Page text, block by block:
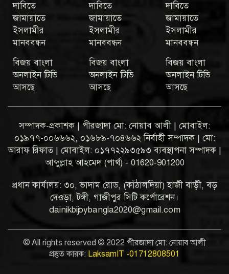
দাবিতে
জামায়াতে
ইসলামীর
মানববন্ধন
বিজয় বাংলা
অনলাইন টিভি
আসছে
দাবিতে
জামায়াতে
ইসলামীর
মানববন্ধন
বিজয় বাংলা
অনলাইন টিভি
আসছে
দাবিতে
জামায়াতে
ইসলামীর
মানববন্ধন
বিজয় বাংলা
অনলাইন টিভি
আসছে
সম্পাদক-প্রকাশক | পীরজাদা মো: নোয়াব আলী | মোবাইল:
০১৯৭৭-০০৬৬৬২, ০১৬৮৯-৭০৪৬৬২ নির্বাহী সম্পাদক | মো:
আরাফ রিফাত | মোবাইল: ০১৭৭২২৯৩৫৯৩ ব্যবস্থাপনা সম্পাদক |
আব্দুল্লাহ আহমেদ (পার্থ) - 01620-901200
প্রধান কার্যালয়: ৩০, ভাদাম রোড, (কাঁঠালদিয়া) হাজী বাড়ী, বড়
দেওড়া, টঙ্গী, গাজীপুর সিটি কর্পোরেশন।
dainikbijoybangla2020@gmail.com
© All rights reserved © 2022 পীরজাদা মো: নোয়াব আলী
প্রস্তুত কারক: LaksamIT -01712808501